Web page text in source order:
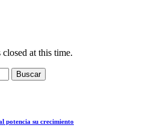
at this time.
potencia su crecimiento